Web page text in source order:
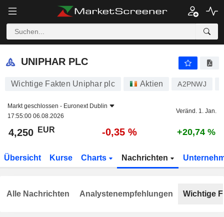
UNIPHAR PLC
UNIPHAR PLC
Wichtige Fakten Uniphar plc Aktien A2PNWJ
Markt geschlossen - Euronext Dublin
17:55:00 06.08.2026
Veränd. 1. Jan.
4,250 EUR -0,35 % +20,74 %
Übersicht Kurse Charts Nachrichten
Alle Nachrichten Analystenempfehlungen Wichtige